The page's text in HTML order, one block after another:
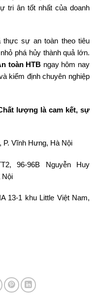
tri ân tốt nhất của doanh
thực sự an toàn theo tiêu
phá hủy thành quả lớn.
toàn HTB ngay hôm nay
kiểm định chuyên nghiệp
lượng là cam kết, sự
P. Vĩnh Hưng, Hà Nội
96-96B Nguyễn Huy
Nội
13-1 khu Little Việt Nam,